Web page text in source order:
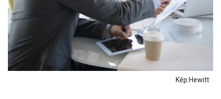
Kép:Hewitt